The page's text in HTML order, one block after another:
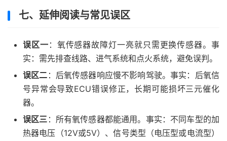
七、延伸阅读与常见误区
误区一 ：氧传感器故障灯一亮就只需更换传感器。事
实：需先排查线路、进气系统和点火系统，避免误判。
误区二 ：后氧传感器响应慢不影响驾驶。事实：后氧信
号异常会导致ECU错误修正，长期可能损坏三元催化
器。
误区三 ：所有氧传感器都能通用。事实：不同车型的加
热器电压（12V或5V）、信号类型（电压型或电流型）